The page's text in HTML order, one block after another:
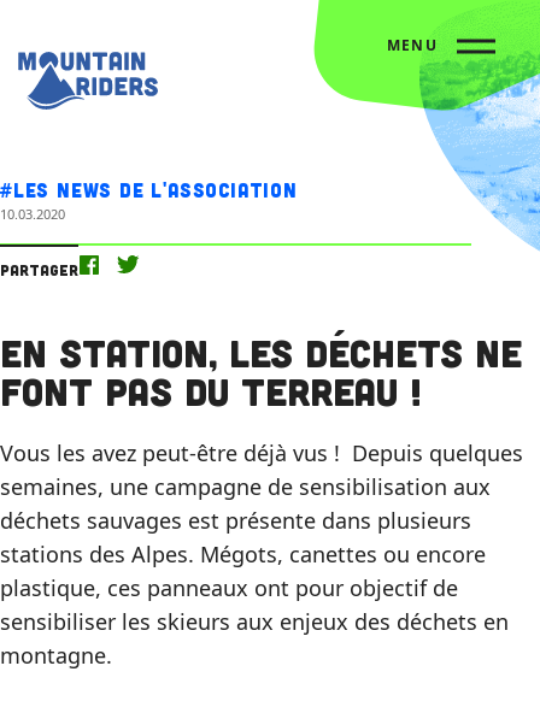
MENU
#Les news de l'association
10.03.2020
Partager
En station, les déchets ne
font pas du terreau !
Vous les avez peut-être déjà vus ! Depuis quelques
semaines, une campagne de sensibilisation aux
déchets sauvages est présente dans plusieurs
stations des Alpes. Mégots, canettes ou encore
plastique, ces panneaux ont pour objectif de
sensibiliser les skieurs aux enjeux des déchets en
montagne.